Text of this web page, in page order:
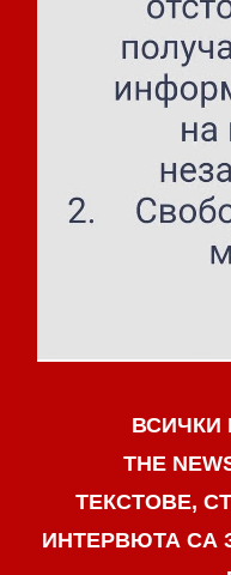
ВСИЧКИ
THE
ТЕКСТОВЕ,
ИНТЕРВЮТА СА